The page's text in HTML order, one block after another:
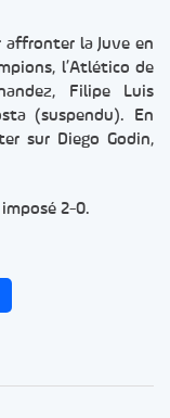
affronter la Juve en
l’Atlético de
Filipe Luis
(suspendu). En
sur Diego Godin,
2-0.